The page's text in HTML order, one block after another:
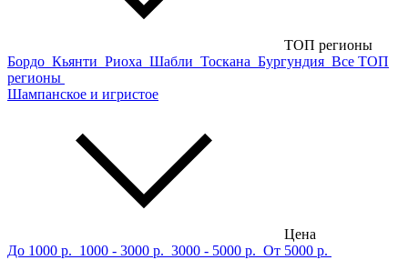
ТОП регионы
Бордо Кьянти Риоха Шабли Тоскана Бургундия Все ТОП
регионы
Шампанское и игристое
Цена
До 1000 р. 1000 - 3000 р. 3000 - 5000 р. От 5000 р.